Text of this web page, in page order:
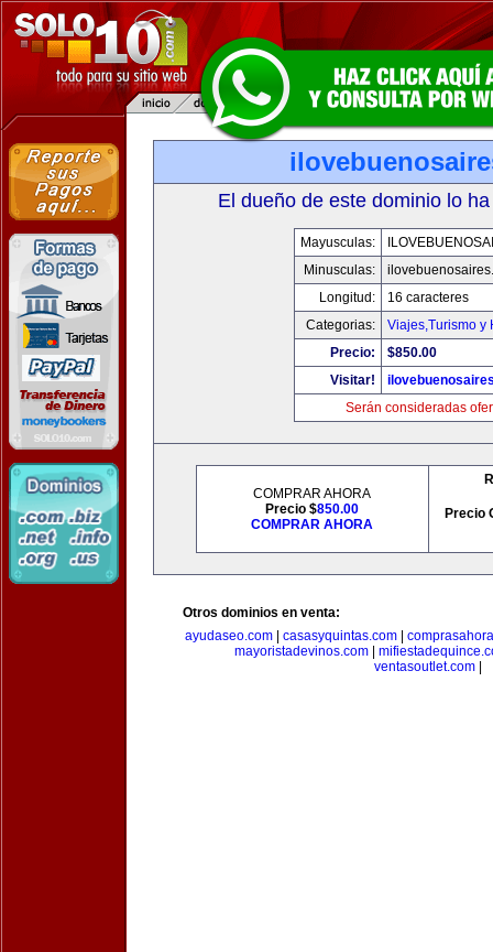
El dueño de este dominio lo
Mayusculas:
Minusculas:
Longitud:
16 caracteres
Categorias:
Viajes,Turismo y
Precio:
$850.00
Visitar!
Serán consideradas
COMPRAR AHORA
Precio $850.00
COMPRAR AHORA
Precio
Otros dominios en venta:
ayudaseo.com
casasyquintas.com
mayoristadevinos.com
ventasoutlet.com